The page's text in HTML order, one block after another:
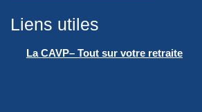
Liens utiles
La CAVP– Tout sur votre retraite